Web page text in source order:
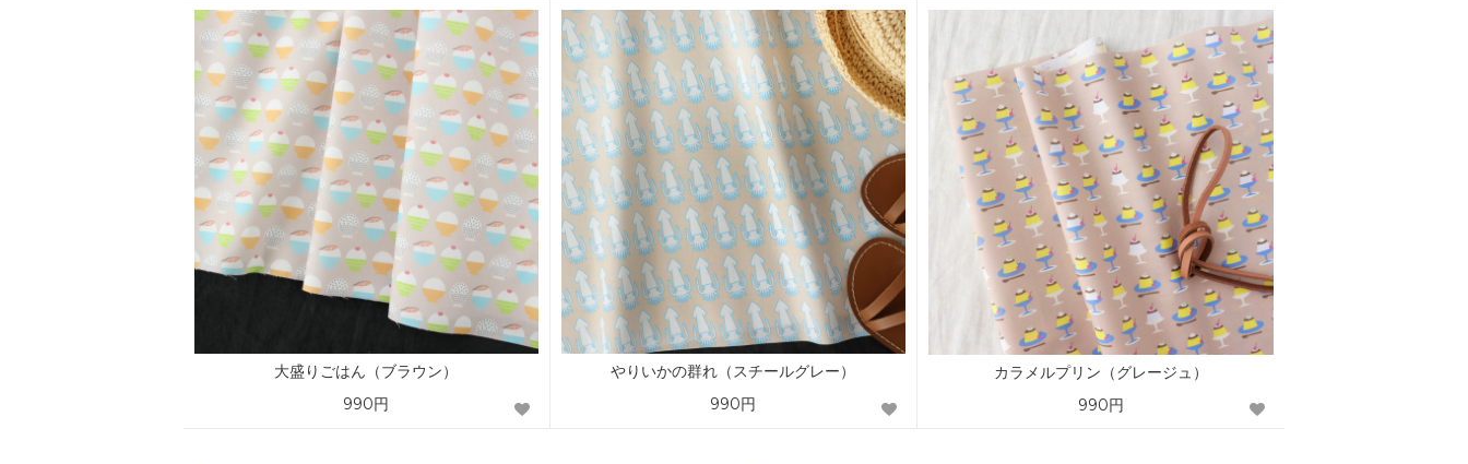
大盛りごはん（ブラウン）
990円
やりいかの群れ（スチールグレー）
990円
カラメルプリン（グレージュ）
990円